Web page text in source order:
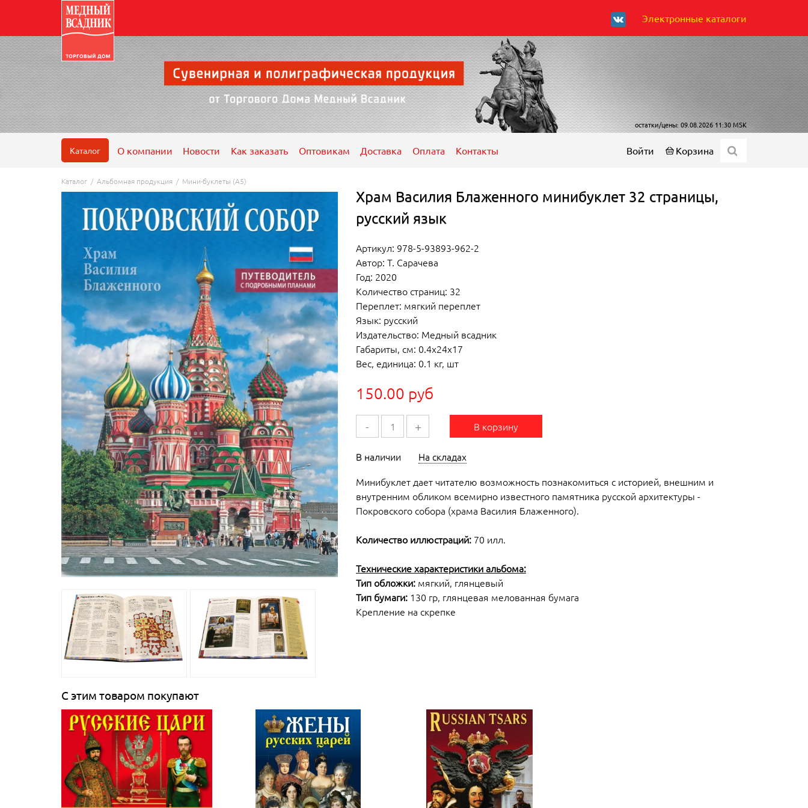
Электронные каталоги
остатки/цены: 09.08.2026 11:30 MSK
Войти Корзина
Каталог О компании Новости Как заказать Оптовикам Доставка Оплата Контакты
Каталог / Альбомная продукция / Мини-буклеты (А5)
Храм Василия Блаженного минибуклет 32 страницы,
русский язык
Артикул: 978-5-93893-962-2
Автор: Т. Сарачева
Год: 2020
Количество страниц: 32
Переплет: мягкий переплет
Язык: русский
Издательство: Медный всадник
Габариты, см: 0.4x24x17
Вес, единица: 0.1 кг, шт
150.00 руб
- + В корзину
В наличии
На складах
Минибуклет дает читателю возможность познакомиться с историей, внешним и
внутренним обликом всемирно известного памятника русской архитектуры -
Покровского собора (храма Василия Блаженного).
Количество иллюстраций: 70 илл.
Технические характеристики альбома:
Тип обложки: мягкий, глянцевый
Тип бумаги: 130 гр, глянцевая мелованная бумага
Крепление на скрепке
С этим товаром покупают